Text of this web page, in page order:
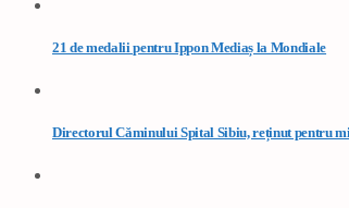
21 de medalii pentru Ippon Mediaș la Mondiale
Directorul Căminului Spital Sibiu, reținut pentru